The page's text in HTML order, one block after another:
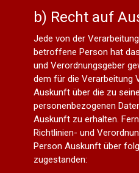
b) Recht auf
Jede von der
betroffene Person hat
und Verordnungsgeber
dem für die Verarbeitung
Auskunft über die zu
personenbezogenen
Auskunft zu erhalten.
Richtlinien- und
Person Auskunft über
zugestanden: